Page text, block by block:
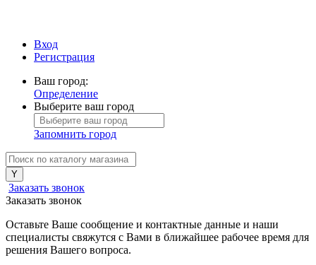
Вход
Регистрация
Ваш город:
Определение
Выберите ваш город
Запомнить город
Заказать звонок
Заказать звонок
Оставьте Ваше сообщение и контактные данные и наши
специалисты свяжутся с Вами в ближайшее рабочее время для
решения Вашего вопроса.